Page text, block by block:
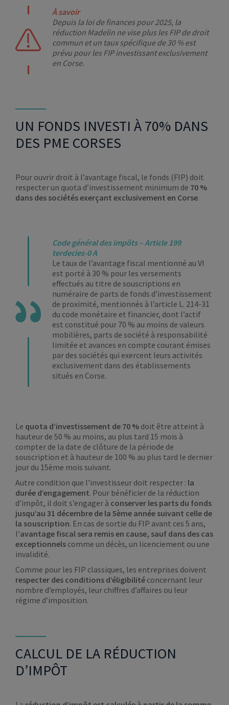
À savoir
Depuis la loi de finances pour 2025, la
réduction Madelin ne vise plus les FIP de droit
commun et un taux spécifique de 30 % est
prévu pour les FIP investissant exclusivement
en Corse.
UN FONDS INVESTI À 70% DANS
DES PME CORSES
Pour ouvrir droit à l’avantage fiscal, le fonds (FIP) doit
respecter un quota d’investissement minimum de 70 %
dans des sociétés exerçant exclusivement en Corse.
Code général des impôts – Article 199
terdecies-0 A
Le taux de l’avantage fiscal mentionné au VI
est porté à 30 % pour les versements
effectués au titre de souscriptions en
numéraire de parts de fonds d’investissement
de proximité, mentionnés à l’article L. 214-31
du code monétaire et financier, dont l’actif
est constitué pour 70 % au moins de valeurs
mobilières, parts de société à responsabilité
limitée et avances en compte courant émises
par des sociétés qui exercent leurs activités
exclusivement dans des établissements
situés en Corse.
Le quota d’investissement de 70 % doit être atteint à
hauteur de 50 % au moins, au plus tard 15 mois à
compter de la date de clôture de la période de
souscription et à hauteur de 100 % au plus tard le dernier
jour du 15ème mois suivant.
Autre condition que l’investisseur doit respecter : la
durée d’engagement. Pour bénéficier de la réduction
d’impôt, il doit s’engager à conserver les parts du fonds
jusqu’au 31 décembre de la 5ème année suivant celle de
la souscription. En cas de sortie du FIP avant ces 5 ans,
l’avantage fiscal sera remis en cause, sauf dans des cas
exceptionnels comme un décès, un licenciement ou une
invalidité.
Comme pour les FIP classiques, les entreprises doivent
respecter des conditions d’éligibilité concernant leur
nombre d’employés, leur chiffres d’affaires ou leur
régime d’imposition.
CALCUL DE LA RÉDUCTION
D’IMPÔT